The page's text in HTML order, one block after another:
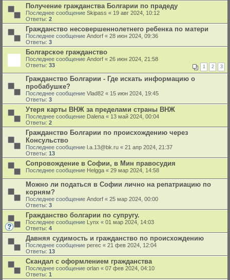
Получение гражданства Болгарии по прадеду
Последнее сообщение Skipass « 19 авг 2024, 10:12
Ответы: 2
Гражданство несовершеннолетнего ребенка по матери
Последнее сообщение Andorf « 28 июн 2024, 09:36
Ответы: 3
Болгарское гражданство
Последнее сообщение Andorf « 26 июн 2024, 21:58
Ответы: 33 1 2 3
Гражданство Болгарии - Где искать информацию о
пробабушке?
Последнее сообщение Vlad82 « 15 июн 2024, 19:45
Ответы: 3
Утеря карты ВНЖ за пределами страны ВНЖ
Последнее сообщение Dalena « 13 май 2024, 00:04
Ответы: 2
Гражданство Болгарии по происхождению через
Консульство
Последнее сообщение l.a.13@bk.ru « 21 апр 2024, 21:37
Ответы: 13
Сопровождение в Софии, в Мин правосудия
Последнее сообщение Helgga « 29 мар 2024, 14:58
Можно ли податься в Софии лично на репатриацию по
корням?
Последнее сообщение Andorf « 25 мар 2024, 00:00
Ответы: 3
Гражданство болгарии по супругу.
Последнее сообщение Lynx « 01 мар 2024, 14:03
Ответы: 4
Давняя судимость и гражданство по происхождению
Последнее сообщение perec « 21 фев 2024, 12:04
Ответы: 13
Скандал с оформлением гражданства
Последнее сообщение orlan « 07 фев 2024, 04:10
Ответы: 1